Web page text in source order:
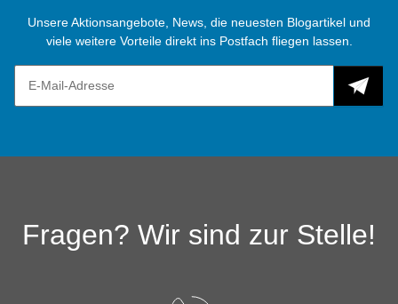
Unsere Aktionsangebote, News, die neuesten Blogartikel und
viele weitere Vorteile direkt ins Postfach fliegen lassen.
Fragen? Wir sind zur Stelle!